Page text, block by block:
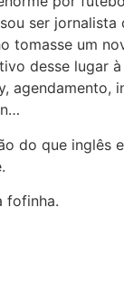
ser jornalista
tomasse um
desse lugar
agendamento,
do que inglês
fofinha.